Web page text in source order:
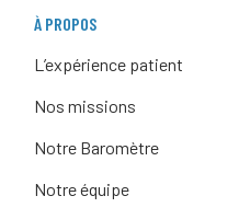
À PROPOS
L’expérience patient
Nos missions
Notre Baromètre
Notre équipe